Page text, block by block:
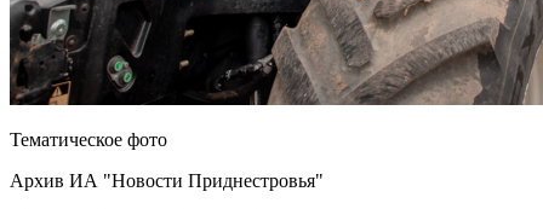
Тематическое фото
Архив ИА "Новости Приднестровья"